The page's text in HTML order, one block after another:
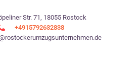
Str. 71, 18055 Rostock
+4915792632838